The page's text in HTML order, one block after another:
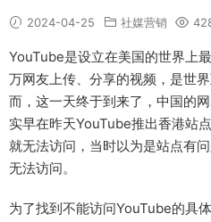
2024-04-25 社媒营销
YouTube是设立在美国的世界上
万网友上传、分享的视频，是世
而，这一天终于到来了，中国的
实早在昨天YouTube推出香港站
就无法访问，当时以为是站点有
无法访问。
为了找到不能访问YouTube的具